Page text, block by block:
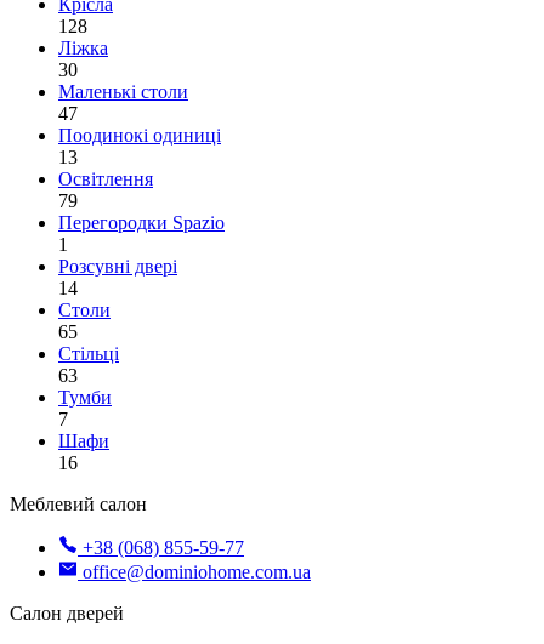
128
Ліжка
30
Маленькі столи
47
Поодинокі одиниці
13
Освітлення
79
Перегородки Spazio
1
Розсувні двері
14
Столи
65
Стільці
63
Тумби
7
Шафи
16
Меблевий салон
+38 (068) 855-59-77
office@dominiohome.com.ua
Салон дверей